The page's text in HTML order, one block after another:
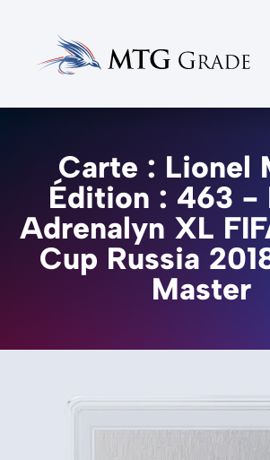
Carte : Lionel
Édition : 463 -
Adrenalyn XL
Cup Russia
Master